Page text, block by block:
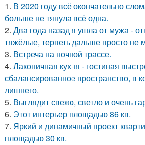
1. В 2020 году всё окончательно
больше не тянула всё одна.
2. Два года назад я ушла от мужа -
тяжёлые, терпеть дальше просто не
3. Встреча на ночной трассе.
4. Лаконичная кухня - гостиная
сбалансированное пространство, в
лишнего.
5. Выглядит свежо, светло и очень
6. Этот интерьер площадью 86 кв.
7. Яркий и динамичный проект
площадью 30 кв.